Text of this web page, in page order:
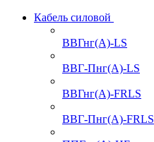
Кабель силовой
ВВГнг(А)-LS
ВВГ-Пнг(А)-LS
ВВГнг(А)-FRLS
ВВГ-Пнг(А)-FRLS